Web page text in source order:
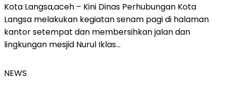
Kota Langsa,aceh – Kini Dinas Perhubungan Kota
Langsa melakukan kegiatan senam pagi di halaman
kantor setempat dan membersihkan jalan dan
lingkungan mesjid Nurul Iklas…
NEWS